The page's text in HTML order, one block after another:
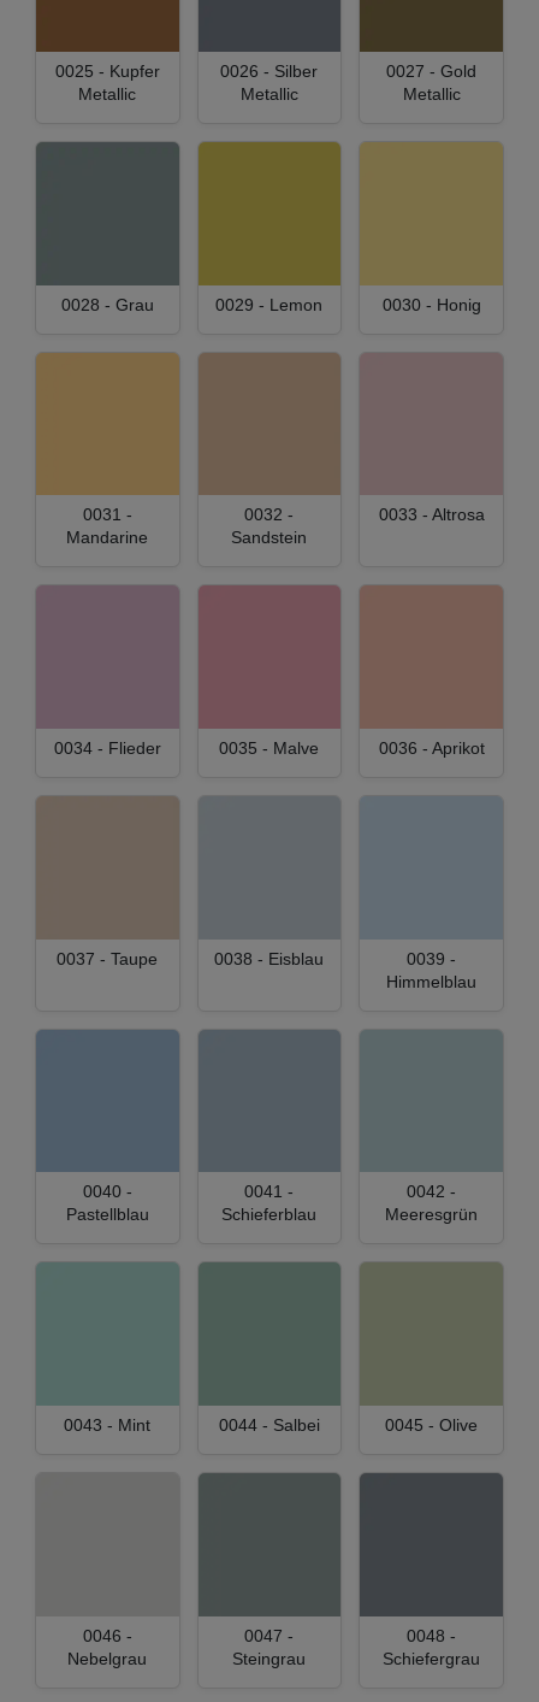
0025 - Kupfer
Metallic
0026 - Silber
Metallic
0027 - Gold
Metallic
0028 - Grau 0029 - Lemon 0030 - Honig
0031 -
Mandarine
0032 -
Sandstein
0033 - Altrosa
0034 - Flieder 0035 - Malve 0036 - Aprikot
0037 - Taupe 0038 - Eisblau
0039 -
Himmelblau
0040 -
Pastellblau
0041 -
Schieferblau
0042 -
Meeresgrün
0043 - Mint 0044 - Salbei 0045 - Olive
0046 -
Nebelgrau
0047 -
Steingrau
0048 -
Schiefergrau